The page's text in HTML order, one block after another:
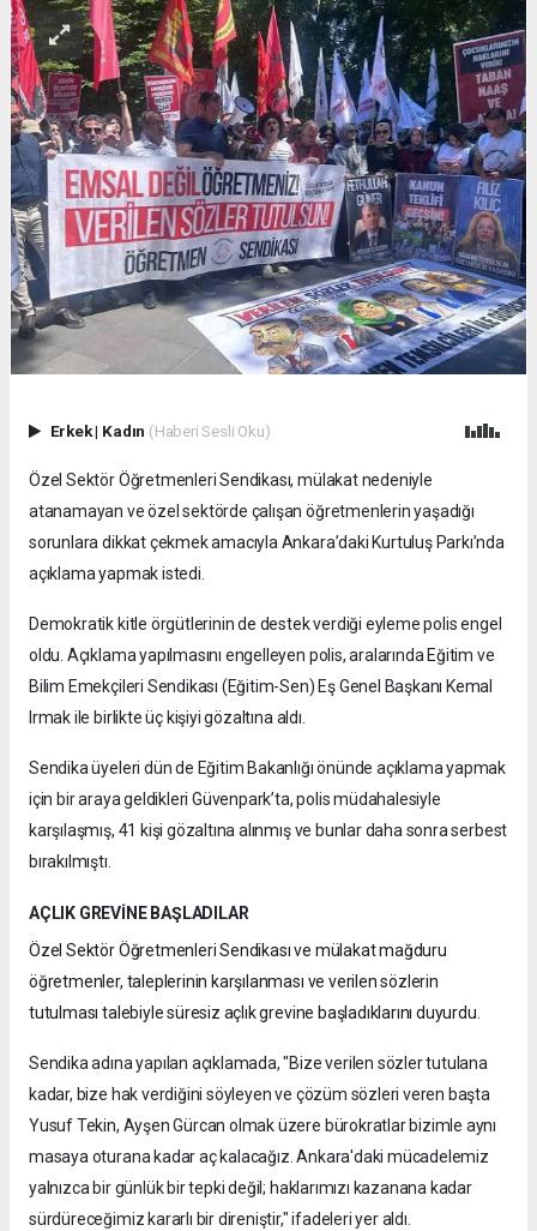
Erkek| Kadın (Haberi Sesli Oku)
Özel Sektör Öğretmenleri Sendikası, mülakat nedeniyle
atanamayan ve özel sektörde çalışan öğretmenlerin yaşadığı
sorunlara dikkat çekmek amacıyla Ankara’daki Kurtuluş Parkı’nda
açıklama yapmak istedi.
Demokratik kitle örgütlerinin de destek verdiği eyleme polis engel
oldu. Açıklama yapılmasını engelleyen polis, aralarında Eğitim ve
Bilim Emekçileri Sendikası (Eğitim-Sen) Eş Genel Başkanı Kemal
Irmak ile birlikte üç kişiyi gözaltına aldı.
Sendika üyeleri dün de Eğitim Bakanlığı önünde açıklama yapmak
için bir araya geldikleri Güvenpark’ta, polis müdahalesiyle
karşılaşmış, 41 kişi gözaltına alınmış ve bunlar daha sonra serbest
bırakılmıştı.
AÇLIK GREVİNE BAŞLADILAR
Özel Sektör Öğretmenleri Sendikası ve mülakat mağduru
öğretmenler, taleplerinin karşılanması ve verilen sözlerin
tutulması talebiyle süresiz açlık grevine başladıklarını duyurdu.
Sendika adına yapılan açıklamada, "Bize verilen sözler tutulana
kadar, bize hak verdiğini söyleyen ve çözüm sözleri veren başta
Yusuf Tekin, Ayşen Gürcan olmak üzere bürokratlar bizimle aynı
masaya oturana kadar aç kalacağız. Ankara'daki mücadelemiz
yalnızca bir günlük bir tepki değil; haklarımızı kazanana kadar
sürdüreceğimiz kararlı bir direniştir," ifadeleri yer aldı.